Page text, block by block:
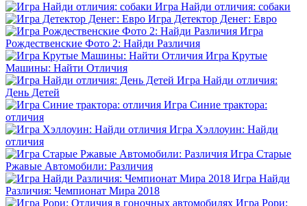
Игра Найди отличия: собаки
Игра Детектор Денег: Евро
Игра
Рождественские Фото 2: Найди Различия
Игра Крутые
Машины: Найти Отличия
Игра Найди отличия:
День Детей
Игра Синие трактора:
отличия
Игра Хэллоуин: Найди
отличия
Игра Старые
Ржавые Автомобили: Различия
Игра Найди
Различия: Чемпионат Мира 2018
Игра Рори: